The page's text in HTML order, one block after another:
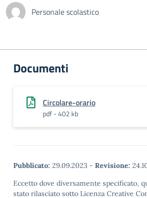
Personale scolastico
Documenti
Circolare-orario
pdf - 402 kb
Pubblicato: 29.09.2023 - Revisione:
Eccetto dove diversamente specificato,
stato rilasciato sotto Licenza Creative